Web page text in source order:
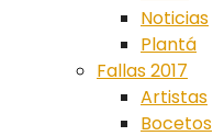
Noticias
Plantá
Fallas 2017
Artistas
Bocetos